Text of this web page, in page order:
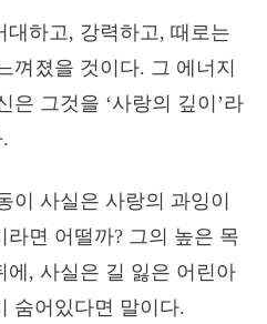
대하고, 강력하고, 때로는
껴졌을 것이다. 그 에너지
은 그것을 ‘사랑의 깊이’라
이 사실은 사랑의 과잉이
면 어떨까? 그의 높은 목
에, 사실은 길 잃은 어린아
숨어있다면 말이다.